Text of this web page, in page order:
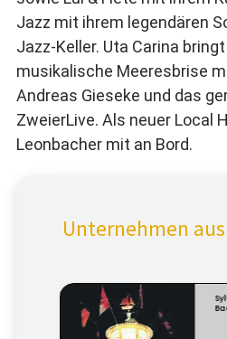
Jazz mit ihrem legendären
Jazz-Keller. Uta Carina
musikalische Meeresbrise
Andreas Gieseke und das
ZweierLive. Als neuer Local
Leonbacher mit an Bord.
Unternehmen